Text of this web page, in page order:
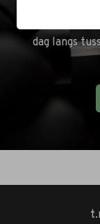
dag langs